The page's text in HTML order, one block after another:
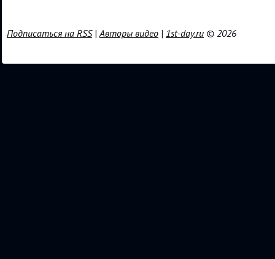
Подписаться на RSS|Авторы видео | 1st-day.ru © 2026